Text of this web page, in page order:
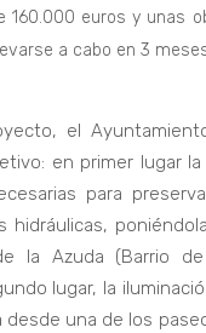
160.000 euros y unas
a cabo en 3
el
en primer lugar la
para
hidráulicas,
la Azuda (Barrio
lugar, la
desde una de los